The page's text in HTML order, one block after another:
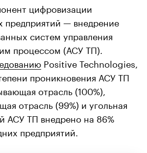
цифровизации
— внедрение
систем управления
процессом (АСУ ТП).
Positive Technologies,
проникновения АСУ ТП
отрасль (100%),
отрасль (99%) и угольная
АСУ ТП внедрено на 86%
предприятий.